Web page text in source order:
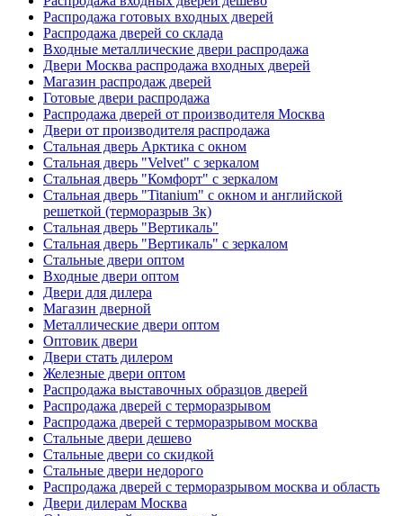
Распродажа готовых входных дверей
Распродажа дверей со склада
Входные металлические двери распродажа
Двери Москва распродажа входных дверей
Магазин распродаж дверей
Готовые двери распродажа
Распродажа дверей от производителя Москва
Двери от производителя распродажа
Стальная дверь Арктика с окном
Стальная дверь "Velvet" с зеркалом
Стальная дверь "Комфорт" с зеркалом
Стальная дверь "Titanium" с окном и английской
решеткой (терморазрыв 3к)
Стальная дверь "Вертикаль"
Стальная дверь "Вертикаль" с зеркалом
Стальные двери оптом
Входные двери оптом
Двери для дилера
Магазин дверной
Металлические двери оптом
Оптовик двери
Двери стать дилером
Железные двери оптом
Распродажа выставочных образцов дверей
Распродажа дверей с терморазрывом
Распродажа дверей с терморазрывом москва
Стальные двери дешево
Стальные двери со скидкой
Стальные двери недорого
Распродажа дверей с терморазрывом москва и область
Двери дилерам Москва